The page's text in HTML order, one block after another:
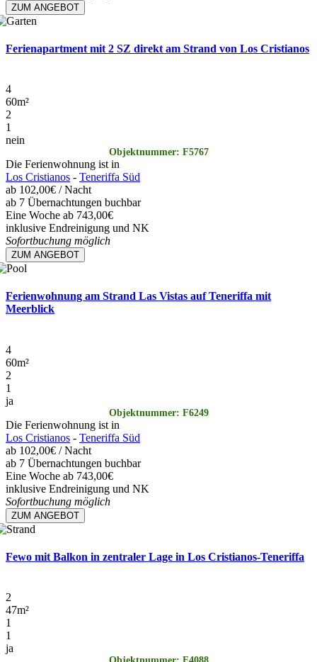
ZUM ANGEBOT
Ferienapartment mit 2 SZ direkt am Strand von Los Cristianos
4
60m²
2
1
nein
Objektnummer: F5767
Die Ferienwohnung ist in
Los Cristianos - Teneriffa Süd
ab 102,00€ / Nacht
ab 7 Übernachtungen buchbar
Eine Woche ab 743,00€
inklusive Endreinigung und NK
Sofortbuchung möglich
ZUM ANGEBOT
Ferienwohnung am Strand Las Vistas auf Teneriffa mit
Meerblick
4
60m²
2
1
ja
Objektnummer: F6249
Die Ferienwohnung ist in
Los Cristianos - Teneriffa Süd
ab 102,00€ / Nacht
ab 7 Übernachtungen buchbar
Eine Woche ab 743,00€
inklusive Endreinigung und NK
Sofortbuchung möglich
ZUM ANGEBOT
Fewo mit Balkon in zentraler Lage in Los Cristianos-Teneriffa
2
47m²
1
1
ja